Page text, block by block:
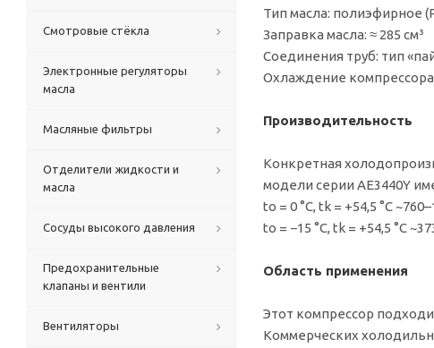
Тип масла: полиэфирное
Заправка масла: ≈ 285 см³
Соединения труб: тип
Охлаждение
Производительность
Конкретная
модели серии AE3440Y
to = 0 °C, tk = +54,5 °C
to = −15 °C, tk = +54,5 °C
Область применения
Этот компрессор
Коммерческих
Смотровые стёкла
Электронные регуляторы
масла
Масляные фильтры
Отделители жидкости и
масла
Сосуды высокого давления
Предохранительные
клапаны и вентили
Вентиляторы